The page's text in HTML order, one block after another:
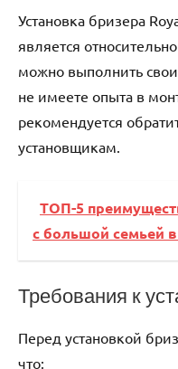
Установка бризера
является
можно выполнить
не имеете опыта в
рекомендуется
установщикам.
ТОП-5
с большой семьей
Требования к
Перед установкой
что: